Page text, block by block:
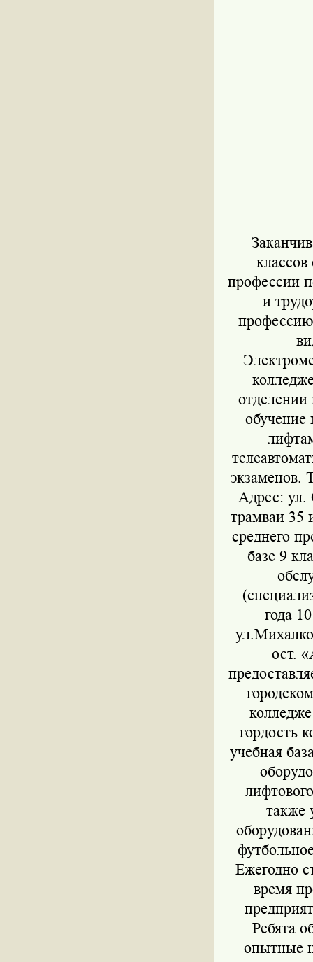
профессии
и
отделении
обучение
экзаменов.
Адрес: ул.
трамваи 35
среднего
базе 9
года
ост.
гордость
учебная
также
Ежегодно
время
Ребята
опытные